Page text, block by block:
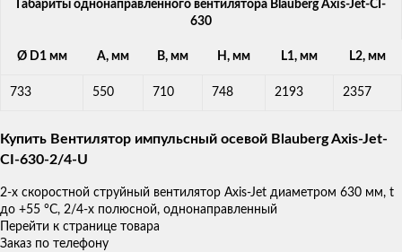
Габариты однонаправленного вентилятора Blauberg Axis-Jet-CI-
630
Ø D1 мм A, мм B, мм H, мм L1, мм L2, мм
733 550 710 748 2193 2357
Купить Вентилятор импульсный осевой Blauberg Axis-Jet-
CI-630-2/4-U
2-х скоростной струйный вентилятор Axis-Jet диаметром 630 мм, t
до +55 °С, 2/4-х полюсной, однонаправленный
Перейти к странице товара
Заказ по телефону